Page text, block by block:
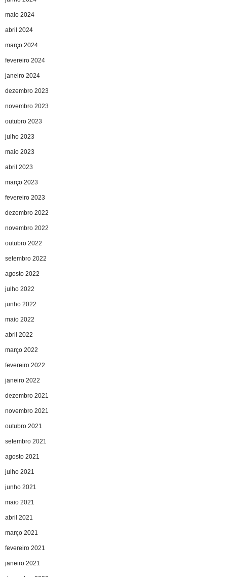
maio 2024
abril 2024
março 2024
fevereiro 2024
janeiro 2024
dezembro 2023
novembro 2023
outubro 2023
julho 2023
maio 2023
abril 2023
março 2023
fevereiro 2023
dezembro 2022
novembro 2022
outubro 2022
setembro 2022
agosto 2022
julho 2022
junho 2022
maio 2022
abril 2022
março 2022
fevereiro 2022
janeiro 2022
dezembro 2021
novembro 2021
outubro 2021
setembro 2021
agosto 2021
julho 2021
junho 2021
maio 2021
abril 2021
março 2021
fevereiro 2021
janeiro 2021